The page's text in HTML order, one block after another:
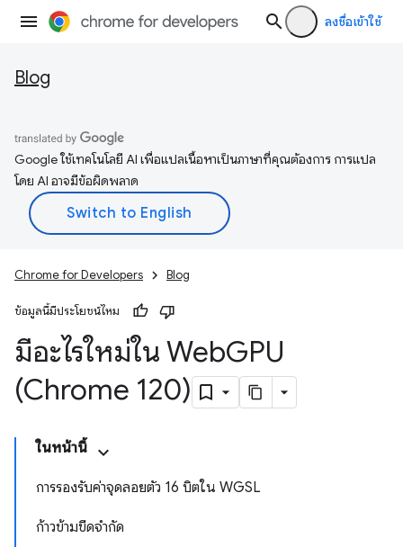
ลงชื่อเข้าใช้
Blog
Google ใช้เทคโนโลยี AI เพื่อแปลเนื้อหาเป็นภาษาที่คุณต้องการ การแปล
โดย AI อาจมีข้อผิดพลาด
Chrome for Developers Blog
ข้อมูลนี้มีประโยชน์ไหม
มีอะไรใหม่ใน WebGPU
(Chrome 120)
ในหน้านี้
การรองรับค่าจุดลอยตัว 16 บิตใน WGSL
ก้าวข้ามขีดจำกัด